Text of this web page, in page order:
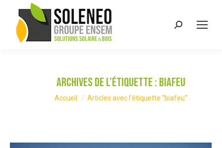
Recherche
Archives de l’étiquette : biafeu
Vous êtes ici :
Accueil Articles avec l’étiquette "biafeu"